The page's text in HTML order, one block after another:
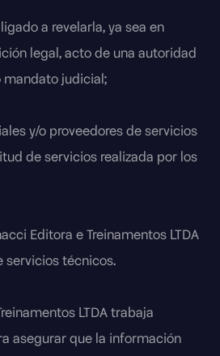
a revelarla, ya sea en
legal, acto de una autoridad
judicial;
y/o proveedores de servicios
de servicios realizada por los
Editora e Treinamentos LTDA
servicios técnicos.
LTDA trabaja
asegurar que la información